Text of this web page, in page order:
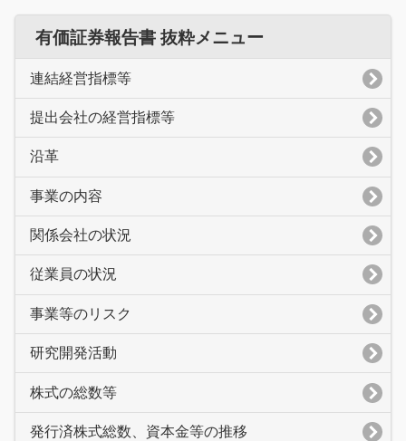
有価証券報告書 抜粋メニュー
連結経営指標等
提出会社の経営指標等
沿革
事業の内容
関係会社の状況
従業員の状況
事業等のリスク
研究開発活動
株式の総数等
発行済株式総数、資本金等の推移